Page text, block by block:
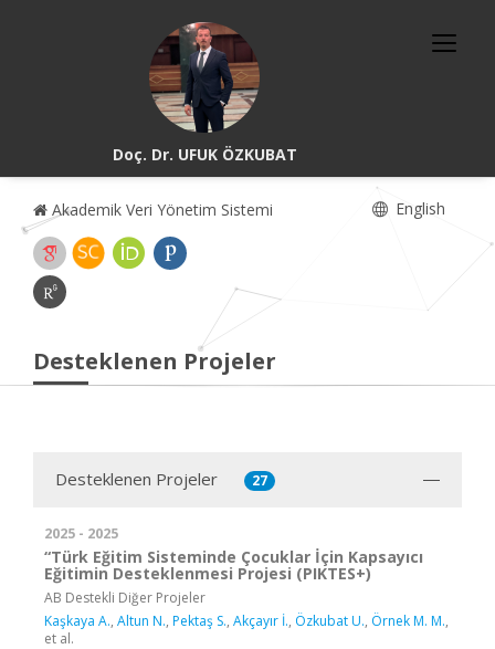
Doç. Dr. UFUK ÖZKUBAT
Akademik Veri Yönetim Sistemi English
Desteklenen Projeler
Desteklenen Projeler 27
2025 - 2025
“Türk Eğitim Sisteminde Çocuklar İçin Kapsayıcı
Eğitimin Desteklenmesi Projesi (PIKTES+)
AB Destekli Diğer Projeler
Kaşkaya A., Altun N., Pektaş S., Akçayır İ., Özkubat U., Örnek M. M.,
et al.